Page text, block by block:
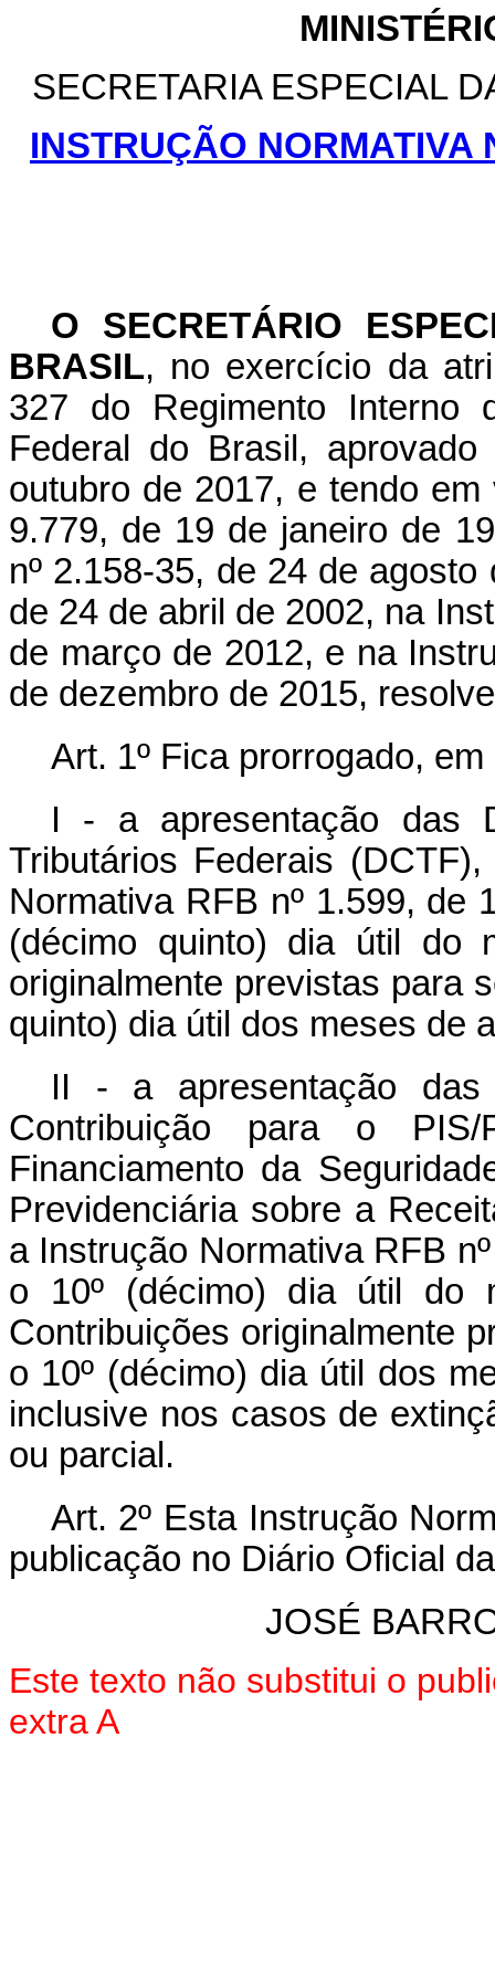
SECRETARIA ESPECIAL
INSTRUÇÃO NORMATIVA
O SECRETÁRIO
BRASIL, no exercício da
327 do Regimento Interno
Federal do Brasil,
outubro de 2017, e tendo
9.779, de 19 de janeiro de
nº 2.158-35, de 24 de
de 24 de abril de 2002, na
de março de 2012, e na
de dezembro de 2015,
Art. 1º Fica prorrogado,
I - a apresentação das
Tributários Federais
Normativa RFB nº 1.599, de
(décimo quinto) dia útil do
originalmente previstas para
quinto) dia útil dos meses de
II - a apresentação das
Contribuição para o
Financiamento da
Previdenciária sobre a
a Instrução Normativa RFB
o 10º (décimo) dia útil do
Contribuições originalmente
o 10º (décimo) dia útil dos
inclusive nos casos de
ou parcial.
Art. 2º Esta Instrução
publicação no Diário Oficial
JOSÉ
Este texto não substitui o
extra A